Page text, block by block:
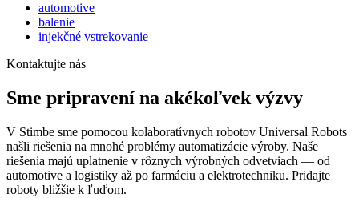
automotive
balenie
injekčné vstrekovanie
Kontaktujte nás
Sme pripravení na akékoľvek výzvy
V Stimbe sme pomocou kolaboratívnych robotov Universal Robots
našli riešenia na mnohé problémy automatizácie výroby. Naše
riešenia majú uplatnenie v rôznych výrobných odvetviach — od
automotive a logistiky až po farmáciu a elektrotechniku. Pridajte
roboty bližšie k ľuďom.